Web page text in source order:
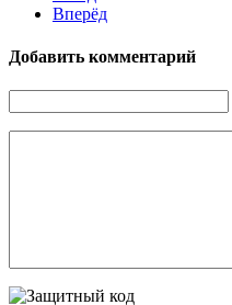
Вперёд
Добавить комментарий